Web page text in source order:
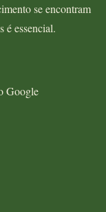
se encontram
é essencial.
Google